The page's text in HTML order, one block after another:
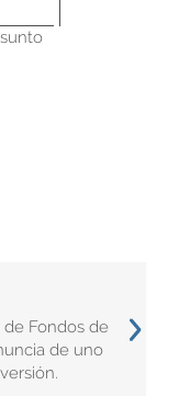
Fondos de
de uno